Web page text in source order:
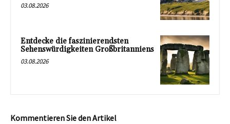
03.08.2026
Entdecke die faszinierendsten
Sehenswürdigkeiten Großbritanniens
03.08.2026
Kommentieren Sie den Artikel